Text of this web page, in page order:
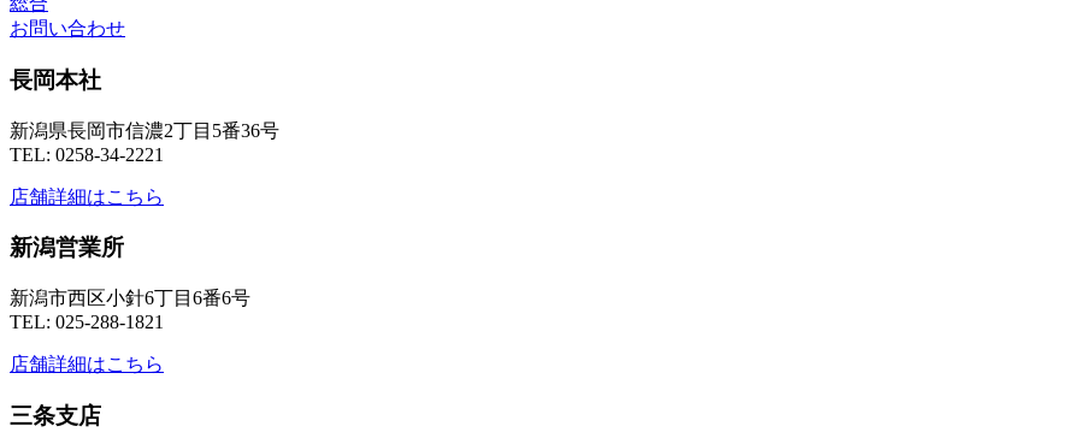
お問い合わせ
長岡本社
新潟県長岡市信濃2丁目5番36号
TEL: 0258-34-2221
店舗詳細はこちら
新潟営業所
新潟市西区小針6丁目6番6号
TEL: 025-288-1821
店舗詳細はこちら
三条支店